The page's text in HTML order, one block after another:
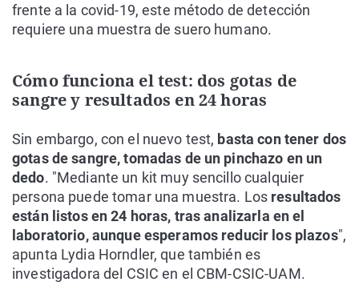
frente a la covid-19, este método de detección
requiere una muestra de suero humano.
Cómo funciona el test: dos gotas de
sangre y resultados en 24 horas
Sin embargo, con el nuevo test, basta con tener dos
gotas de sangre, tomadas de un pinchazo en un
dedo. "Mediante un kit muy sencillo cualquier
persona puede tomar una muestra. Los resultados
están listos en 24 horas, tras analizarla en el
laboratorio, aunque esperamos reducir los plazos",
apunta Lydia Horndler, que también es
investigadora del CSIC en el CBM-CSIC-UAM.